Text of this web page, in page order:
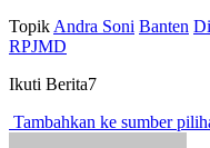
TopikAndra Soni Banten
RPJMD
Ikuti Berita7
Tambahkan ke sumber